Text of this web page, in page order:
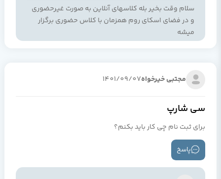
سلام وقت بخیر بله کلاسهای آنلاین به صورت غیرحضوری
و در فضای اسکای روم همزمان با کلاس حضوری برگزار
میشه
مجتبی خیرخواه1401/09/07
سی شارپ
برای ثبت نام چی کار باید بکنم؟
پاسخ